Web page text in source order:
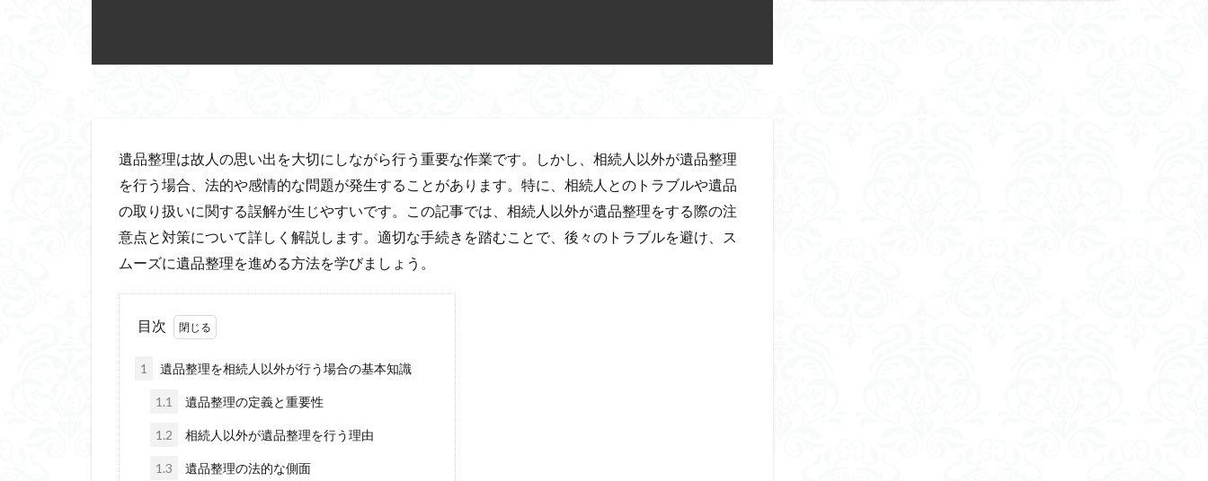
遺品整理は故人の思い出を大切にしながら行う重要な作業です。しかし、相続人以外が遺品整理
を行う場合、法的や感情的な問題が発生することがあります。特に、相続人とのトラブルや遺品
の取り扱いに関する誤解が生じやすいです。この記事では、相続人以外が遺品整理をする際の注
意点と対策について詳しく解説します。適切な手続きを踏むことで、後々のトラブルを避け、ス
ムーズに遺品整理を進める方法を学びましょう。
目次
1 遺品整理を相続人以外が行う場合の基本知識
1.1 遺品整理の定義と重要性
1.2 相続人以外が遺品整理を行う理由
1.3 遺品整理の法的な側面